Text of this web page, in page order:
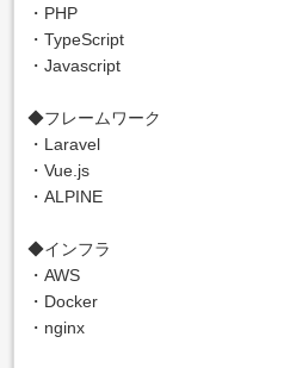
・PHP
・TypeScript
・Javascript
◆フレームワーク
・Laravel
・Vue.js
・ALPINE
◆インフラ
・AWS
・Docker
・nginx